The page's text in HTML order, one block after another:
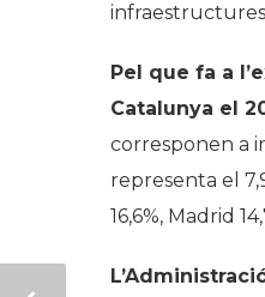
Pel que fa a
Catalunya el
corresponen a
representa el
16,6%, Madrid